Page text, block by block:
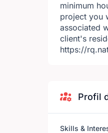
minimum
project you
associated
client's
https://
Profil
Skills &